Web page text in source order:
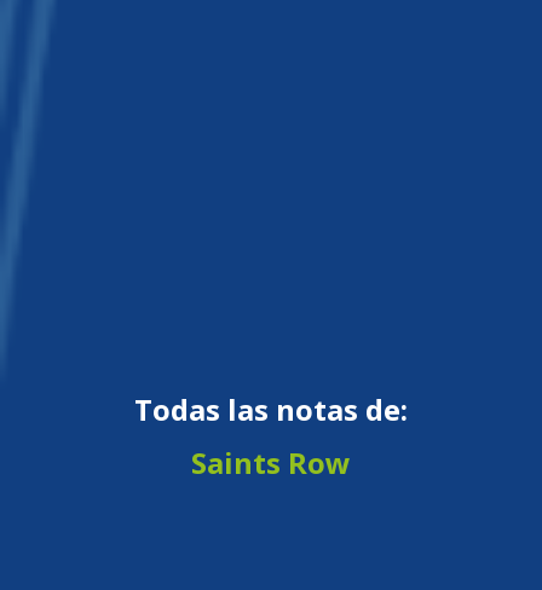
Todas las notas de:
Saints Row